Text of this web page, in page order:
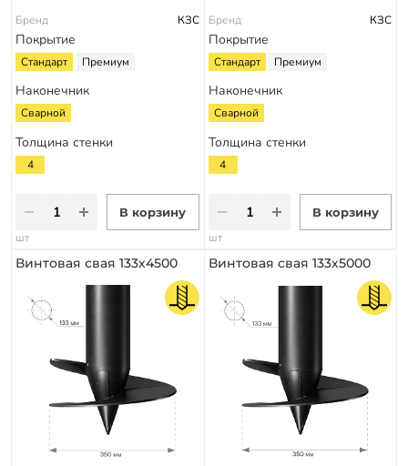
Бренд КЗС
Покрытие
Стандарт Премиум
Наконечник
Сварной
Толщина стенки
4
В корзину
шт
Бренд КЗС
Покрытие
Стандарт Премиум
Наконечник
Сварной
Толщина стенки
4
В корзину
шт
Винтовая свая 133х4500 Винтовая свая 133х5000